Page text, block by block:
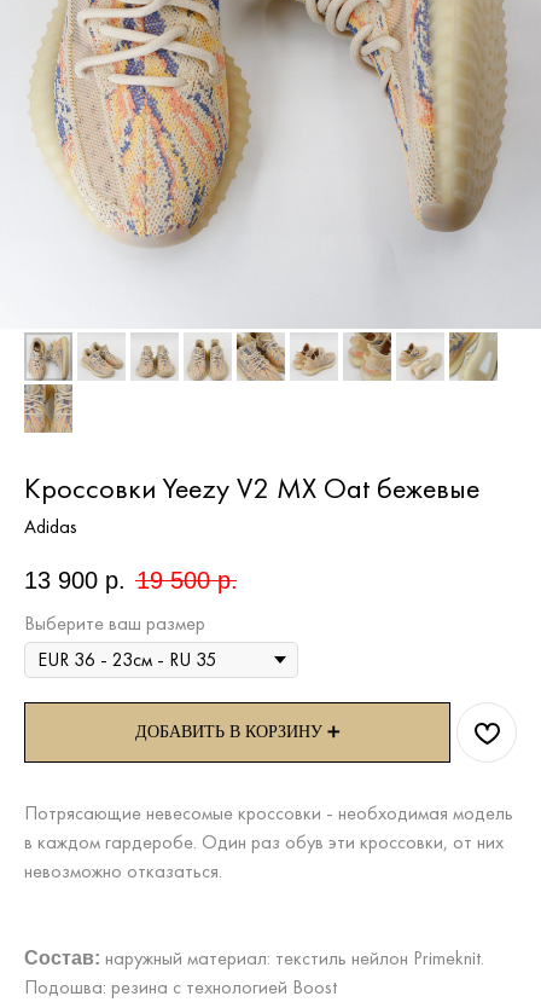
Кроссовки Yeezy V2 MX Oat бежевые
Adidas
13 900 р. 19 500 р.
Выберите ваш размер
ДОБАВИТЬ В КОРЗИНУ ➕
Потрясающие невесомые кроссовки - необходимая модель
в каждом гардеробе. Один раз обув эти кроссовки, от них
невозможно отказаться.
Состав: наружный материал: текстиль нейлон Primeknit.
Подошва: резина с технологией Boost